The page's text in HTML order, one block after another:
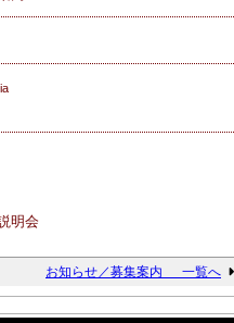
明会
お知らせ／募集案内 一覧へ